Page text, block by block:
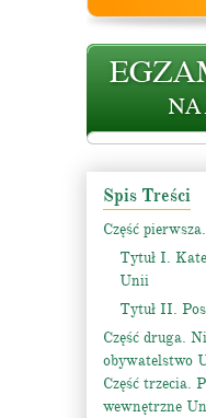
Spis Treści
Część
Tytuł I.
Unii
Tytuł II.
Część druga.
obywatelstwo
Część trzecia.
wewnętrzne